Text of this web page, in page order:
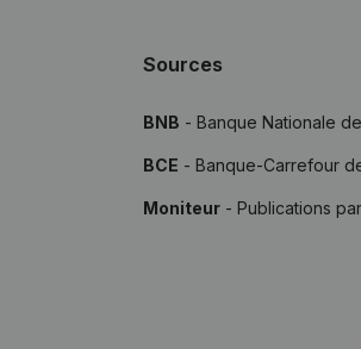
Sources
BNB - Banque Nationale
BCE - Banque-Carrefour
Moniteur - Publications